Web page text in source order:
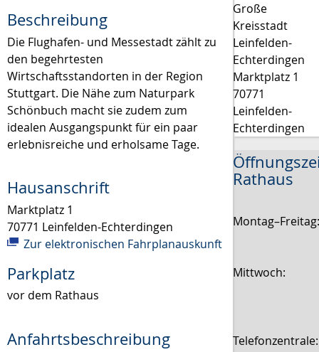
Beschreibung
Die Flughafen- und Messestadt zählt zu
den begehrtesten
Wirtschaftsstandorten in der Region
Stuttgart. Die Nähe zum Naturpark
Schönbuch macht sie zudem zum
idealen Ausgangspunkt für ein paar
erlebnisreiche und erholsame Tage.
Hausanschrift
Marktplatz 1
70771 Leinfelden-Echterdingen
Zur elektronischen Fahrplanauskunft
Parkplatz
vor dem Rathaus
Anfahrtsbeschreibung
Große
Kreisstadt
Leinfelden-
Echterdingen
Marktplatz 1
70771
Leinfelden-
Echterdingen
Rathaus
Mittwoch: